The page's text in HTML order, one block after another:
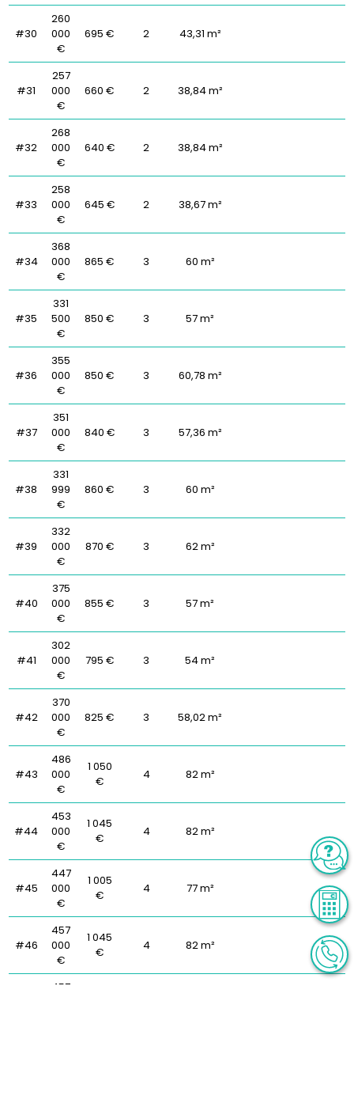
#30
260
000
€
695 € 2 43,31 m²
#31
257
000
€
660 € 2 38,84 m²
#32
268
000
€
640 € 2 38,84 m²
#33
258
000
€
645 € 2 38,67 m²
#34
368
000
€
865 € 3 60 m²
#35
331
500
€
850 € 3 57 m²
#36
355
000
€
850 € 3 60,78 m²
#37
351
000
€
840 € 3 57,36 m²
#38
331
999
€
860 € 3 60 m²
#39
332
000
€
870 € 3 62 m²
#40
375
000
€
855 € 3 57 m²
#41
302
000
€
795 € 3 54 m²
#42
370
000
€
825 € 3 58,02 m²
#43
486
000
€
1 050
€
4 82 m²
#44
453
000
€
1 045
€
4 82 m²
#45
447
000
€
1 005
€
4 77 m²
#46
457
000
€
1 045
€
4 82 m²
457